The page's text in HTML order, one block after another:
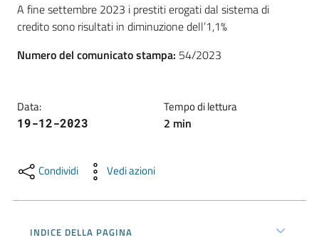
Promuovere
l'impresa
il
e
Consumatore
A fine settembre 2023 i prestiti erogati dal sistema di
credito sono risultati in diminuzione dell’1,1%
Numero del comunicato stampa: 54/2023
Data:
19-12-2023
Tempo di lettura
2 min
Condividi Vedi azioni
INDICE DELLA PAGINA